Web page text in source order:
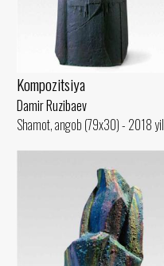
Kompozitsiya
Damir Ruzibaev
Shamot, angob (79x30) - 2018 yil